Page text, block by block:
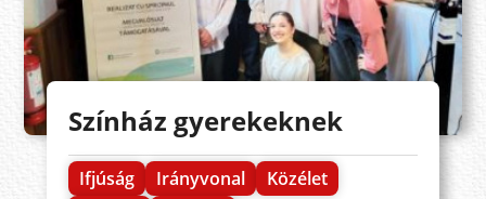
Színház gyerekeknek
Ifjúság Irányvonal Közélet